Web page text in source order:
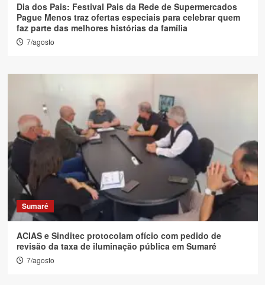
Dia dos Pais: Festival Pais da Rede de Supermercados
Pague Menos traz ofertas especiais para celebrar quem
faz parte das melhores histórias da família
7/agosto
Sumaré
ACIAS e Sinditec protocolam ofício com pedido de
revisão da taxa de iluminação pública em Sumaré
7/agosto